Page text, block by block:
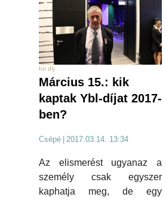
hír díj
Március 15.: kik
kaptak Ybl-díjat 2017-
ben?
Csépé 2017.03.14. 13:34
Az elismerést ugyanaz a
személy csak egyszer
kaphatja meg, de egy